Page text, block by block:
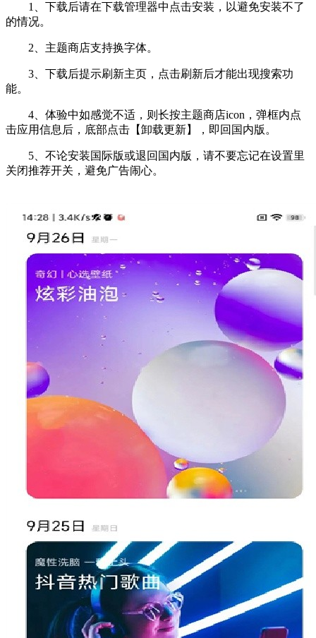
1、下载后请在下载管理器中点击安装，以避免安装不了
的情况。
2、主题商店支持换字体。
3、下载后提示刷新主页，点击刷新后才能出现搜索功
能。
4、体验中如感觉不适，则长按主题商店icon，弹框内点
击应用信息后，底部点击【卸载更新】，即回国内版。
5、不论安装国际版或退回国内版，请不要忘记在设置里
关闭推荐开关，避免广告闹心。